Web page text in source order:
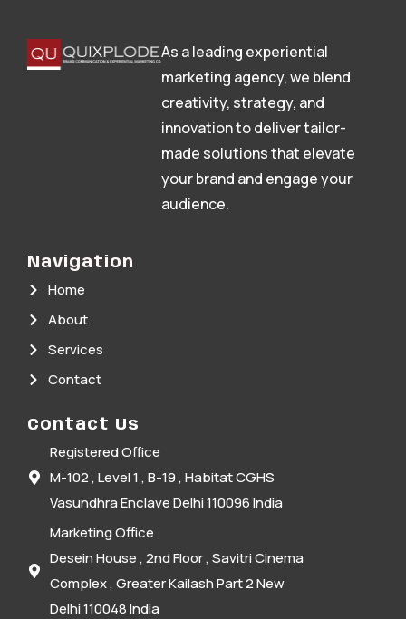
As a leading experiential
marketing agency, we blend
creativity, strategy, and
innovation to deliver tailor-
made solutions that elevate
your brand and engage your
audience.
Navigation
Home
About
Services
Contact
Contact Us
Registered Office
M-102 , Level 1 , B-19 , Habitat CGHS
Vasundhra Enclave Delhi 110096 India
Marketing Office
Desein House , 2nd Floor , Savitri Cinema
Complex , Greater Kailash Part 2 New
Delhi 110048 India